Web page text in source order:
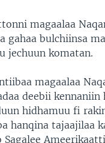
magaalaa
gahaa bulchiinsa
jechuun komatan.
magaalaa
deebii
hidhamuu fi
hanqina tajaajilaa
Sagalee